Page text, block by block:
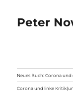
Peter
Neues Buch: Corona
Corona und linke